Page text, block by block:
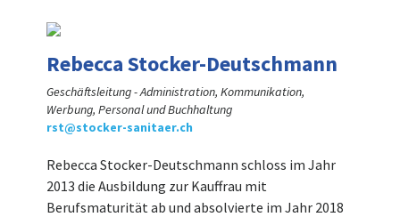
Rebecca Stocker-Deutschmann
Geschäftsleitung - Administration, Kommunikation,
Werbung, Personal und Buchhaltung
rst@stocker-sanitaer.ch
Rebecca Stocker-Deutschmann schloss im Jahr
2013 die Ausbildung zur Kauffrau mit
Berufsmaturität ab und absolvierte im Jahr 2018